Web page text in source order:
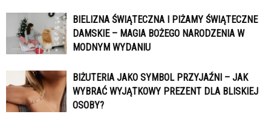
BIELIZNA ŚWIĄTECZNA I PIŻAMY ŚWIĄTECZNE
DAMSKIE – MAGIA BOŻEGO NARODZENIA W
MODNYM WYDANIU
BIŻUTERIA JAKO SYMBOL PRZYJAŹNI – JAK
WYBRAĆ WYJĄTKOWY PREZENT DLA BLISKIEJ
OSOBY?